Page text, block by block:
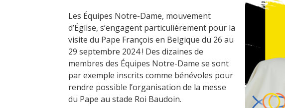
Les Équipes Notre-Dame, mouvement
d’Église, s’engagent particulièrement pour la
visite du Pape François en Belgique du 26 au
29 septembre 2024 ! Des dizaines de
membres des Équipes Notre-Dame se sont
par exemple inscrits comme bénévoles pour
rendre possible l’organisation de la messe
du Pape au stade Roi Baudoin.